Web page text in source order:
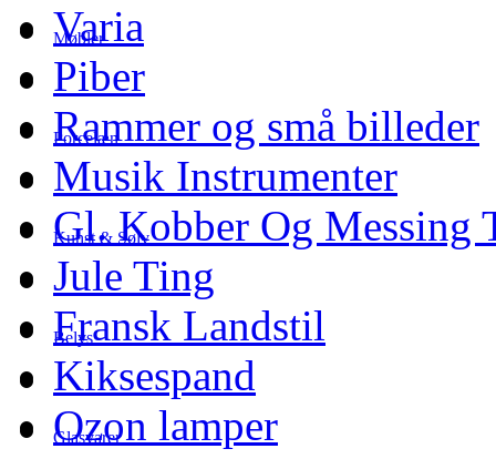
Møbler
Porcelæn
Kunst & Sølv
Belys
Glasvarer
Varia
Piber
Rammer og små billeder
Musik Instrumenter
Gl. Kobber Og Messing
Jule Ting
Fransk Landstil
Kiksespand
Ozon lamper